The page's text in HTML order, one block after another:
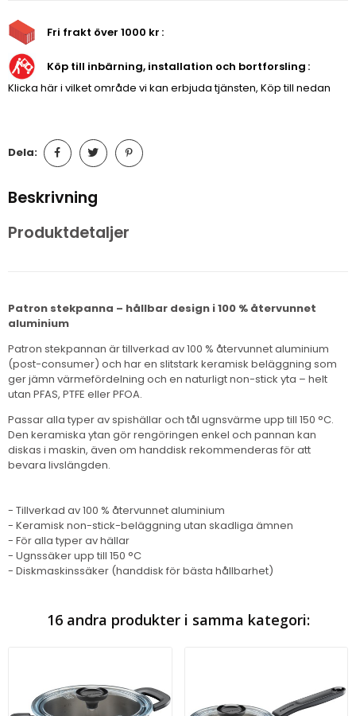
Fri frakt över 1000 kr
Köp till inbärning, installation och bortforsling
Klicka här i vilket område vi kan erbjuda tjänsten, Köp till nedan
Dela:
Beskrivning
Produktdetaljer
Patron stekpanna – hållbar design i 100 % återvunnet
aluminium
Patron stekpannan är tillverkad av 100 % återvunnet aluminium
(post-consumer) och har en slitstark keramisk beläggning som
ger jämn värmefördelning och en naturligt non-stick yta – helt
utan PFAS, PTFE eller PFOA.
Passar alla typer av spishällar och tål ugnsvärme upp till 150 °C.
Den keramiska ytan gör rengöringen enkel och pannan kan
diskas i maskin, även om handdisk rekommenderas för att
bevara livslängden.
- Tillverkad av 100 % återvunnet aluminium
- Keramisk non-stick-beläggning utan skadliga ämnen
- För alla typer av hällar
- Ugnssäker upp till 150 °C
- Diskmaskinssäker (handdisk för bästa hållbarhet)
16 andra produkter i samma kategori: